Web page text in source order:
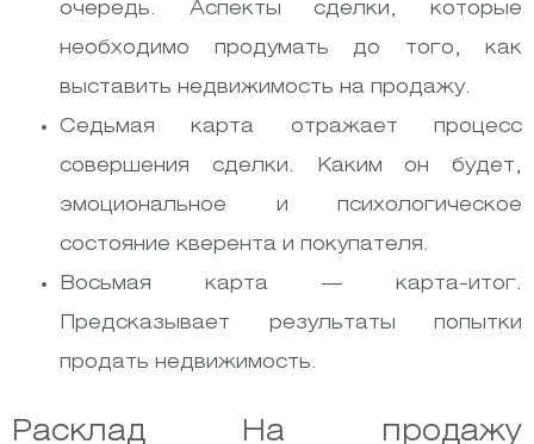
очередь. Аспекты сделки, которые
необходимо продумать до того, как
выставить недвижимость на продажу.
Седьмая карта отражает процесс
совершения сделки. Каким он будет,
эмоциональное и психологическое
состояние кверента и покупателя.
Восьмая карта — карта-итог.
Предсказывает результаты попытки
продать недвижимость.
Расклад На продажу